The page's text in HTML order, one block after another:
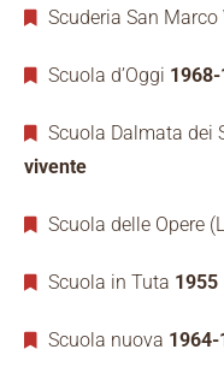
Scuderia San Marco
Scuola d’Oggi
Scuola Dalmata dei
vivente
Scuola delle Opere
Scuola in Tuta 1955
Scuola nuova 1964-